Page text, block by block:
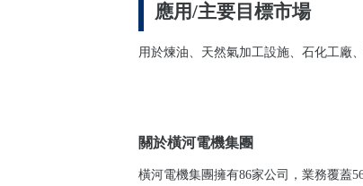
應用/主要目標市場
用於煉油、天然氣加工設施、石化工廠
關於橫河電機集團
橫河電機集團擁有86家公司，業務覆蓋